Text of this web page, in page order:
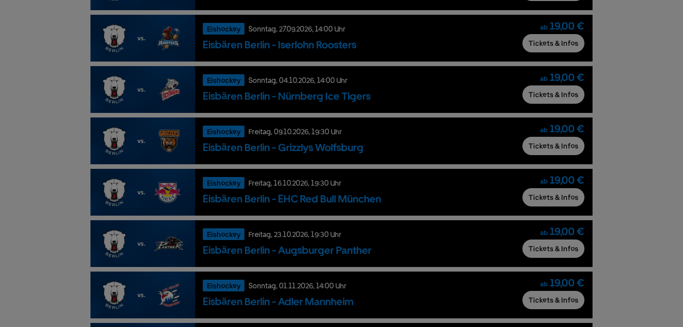
Eishockey Sonntag,27.09.2026,14:00 Uhr
Eisbären Berlin - Iserlohn Roosters
ab 19,00 €
Tickets & Infos
Eishockey Sonntag,04.10.2026,14:00 Uhr
Eisbären Berlin - Nürnberg Ice Tigers
ab 19,00 €
Tickets & Infos
Eishockey Freitag,09.10.2026,19:30 Uhr
Eisbären Berlin - Grizzlys Wolfsburg
ab 19,00 €
Tickets & Infos
Eishockey Freitag,16.10.2026,19:30 Uhr
Eisbären Berlin - EHC Red Bull München
ab 19,00 €
Tickets & Infos
Eishockey Freitag,23.10.2026,19:30 Uhr
Eisbären Berlin - Augsburger Panther
ab 19,00 €
Tickets & Infos
Eishockey Sonntag,01.11.2026,14:00 Uhr
Eisbären Berlin - Adler Mannheim
ab 19,00 €
Tickets & Infos